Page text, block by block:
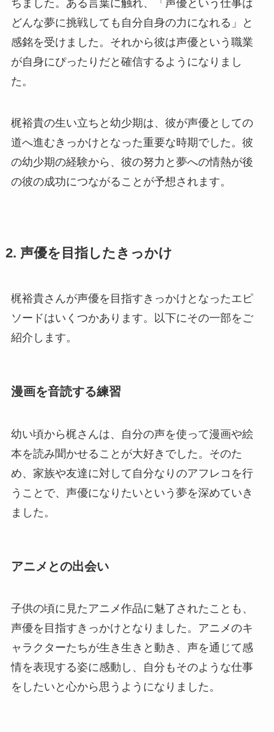
ちました。ある言葉に触れ、「声優という仕事は
どんな夢に挑戦しても自分自身の力になれる」と
感銘を受けました。それから彼は声優という職業
が自身にぴったりだと確信するようになりまし
た。
梶裕貴の生い立ちと幼少期は、彼が声優としての
道へ進むきっかけとなった重要な時期でした。彼
の幼少期の経験から、彼の努力と夢への情熱が後
の彼の成功につながることが予想されます。
2. 声優を目指したきっかけ
梶裕貴さんが声優を目指すきっかけとなったエピ
ソードはいくつかあります。以下にその一部をご
紹介します。
漫画を音読する練習
幼い頃から梶さんは、自分の声を使って漫画や絵
本を読み聞かせることが大好きでした。そのた
め、家族や友達に対して自分なりのアフレコを行
うことで、声優になりたいという夢を深めていき
ました。
アニメとの出会い
子供の頃に見たアニメ作品に魅了されたことも、
声優を目指すきっかけとなりました。アニメのキ
ャラクターたちが生き生きと動き、声を通じて感
情を表現する姿に感動し、自分もそのような仕事
をしたいと心から思うようになりました。